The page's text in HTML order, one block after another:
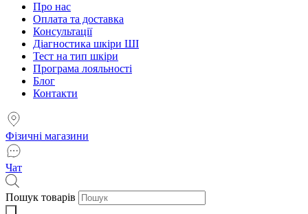
Про нас
Оплата та доставка
Консультації
Діагностика шкіри ШІ
Тест на тип шкіри
Програма лояльності
Блог
Контакти
Фізичні магазини
Чат
Пошук товарів